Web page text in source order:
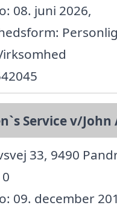
08. juni 2026,
Service v/John
33, 9490
09. december